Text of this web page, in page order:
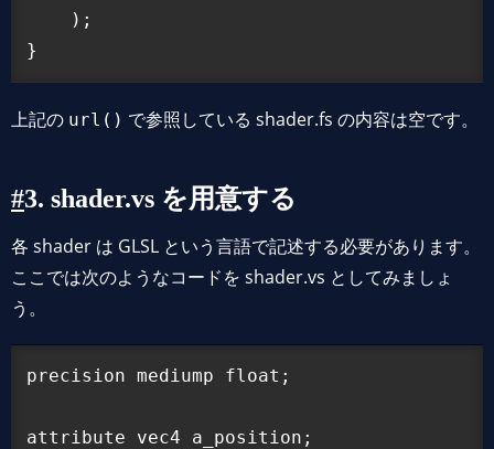
    );
上記の url() で参照している shader.fs の内容は空です。
3. shader.vs を用意する
各 shader は GLSL という言語で記述する必要があります。
ここでは次のようなコードを shader.vs としてみましょ
う。
precision mediump float;
attribute vec4 a_position;